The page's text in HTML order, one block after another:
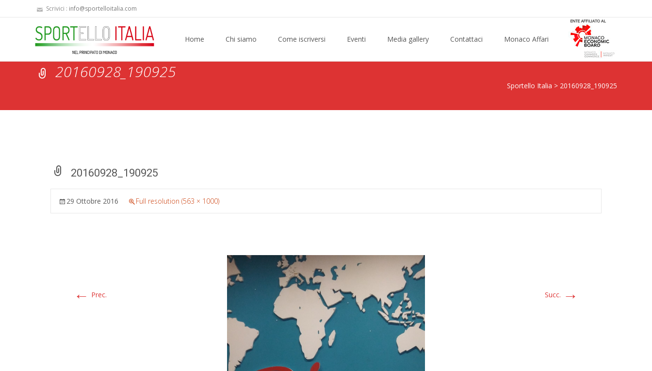
Scrivici : info@sportelloitalia.com
Home Chi siamo Come iscriversi Eventi Media gallery Contattaci Monaco Affari
20160928_190925
Sportello Italia > 20160928_190925
20160928_190925
29 Ottobre 2016 Full resolution (563 × 1000)
← Prec. Succ. →